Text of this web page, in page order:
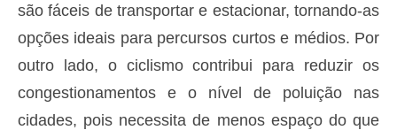
são fáceis de transportar e estacionar, tornando-as
opções ideais para percursos curtos e médios. Por
outro lado, o ciclismo contribui para reduzir os
congestionamentos e o nível de poluição nas
cidades, pois necessita de menos espaço do que